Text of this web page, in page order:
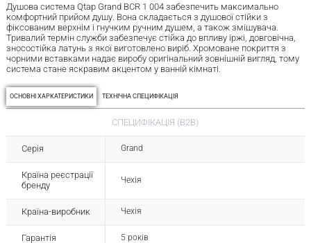
Душова система Qtap Grand BCR 1 004 забезпечить максимально
комфортний прийом душу. Вона складається з душової стійки з
фіксованим верхнім і гнучким ручним душем, а також змішувача.
Тривалий термін служби забезпечує стійка до впливу іржі, довговічна,
зносостійка латунь з якої виготовлено виріб. Хромоване покриття з
чорними вставками надає виробу оригінальний зовнішній вигляд, тому
система стане яскравим акцентом у ванній кімнаті.
ОСНОВНІ ХАРКАТЕРИСТИКИ ТЕХНІЧНА СПЕЦИФІКАЦІЯ
СПЕЦИФІКАЦІЯ (B2B)
Серія Grand
Країна реєстрації
бренду
Чехія
Країна-виробник Чехія
Гарантія 5 років